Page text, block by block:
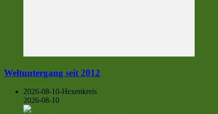
Weltuntergang seit 2012
2026-08-10-Hexenkreis
2026-08-10